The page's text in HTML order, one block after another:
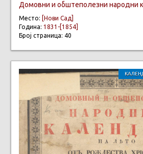
Домовни и обштеполезни народни
Место:
[Нови Сад]
Година: 1831-[1854]
Број страница: 40